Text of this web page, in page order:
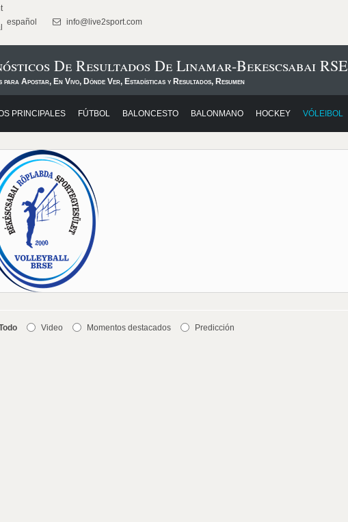
español info@live2sport.com
De Resultados De Linamar-Bekescsabai RSE
para Apostar, En Vivo, Dónde Ver, Estadísticas y Resultados, Resumen
PRINCIPALES FÚTBOL BALONCESTO BALONMANO HOCKEY VÓLEIBOL
Video Momentos destacados Predicción